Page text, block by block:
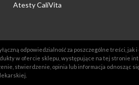
Atesty CaliVita
odpowiedzialność za poszczególne treści,
w ofercie sklepu, występujące na tej stronie
stwierdzenie, opinia lub informacja odnosząc
lekarskiej.